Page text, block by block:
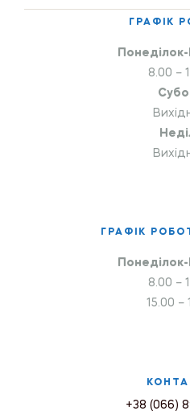
ГРАФІК
Понеділок-
8.00 –
ГРАФІК
Понеділок-
8.00 –
15.00 –
+38 (066)